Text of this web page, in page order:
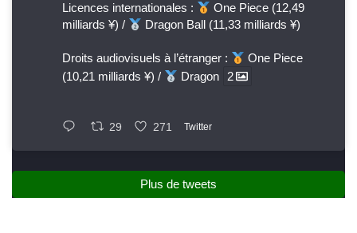
Licences internationales :
One Piece (12,49
milliards ¥) /
Dragon Ball (11,33 milliards ¥)
Droits audiovisuels à l’étranger :
One Piece
(10,21 milliards ¥) /
Dragon 2
29 271 Twitter
Plus de tweets